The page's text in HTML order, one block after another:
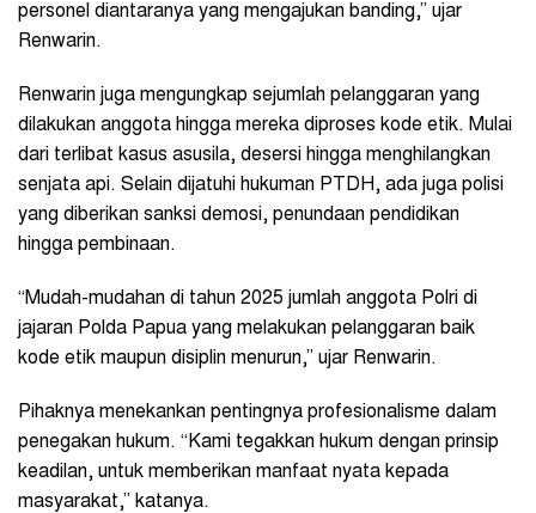
personel diantaranya yang mengajukan banding,” ujar
Renwarin.
Renwarin juga mengungkap sejumlah pelanggaran yang
dilakukan anggota hingga mereka diproses kode etik. Mulai
dari terlibat kasus asusila, desersi hingga menghilangkan
senjata api. Selain dijatuhi hukuman PTDH, ada juga polisi
yang diberikan sanksi demosi, penundaan pendidikan
hingga pembinaan.
“Mudah-mudahan di tahun 2025 jumlah anggota Polri di
jajaran Polda Papua yang melakukan pelanggaran baik
kode etik maupun disiplin menurun,” ujar Renwarin.
Pihaknya menekankan pentingnya profesionalisme dalam
penegakan hukum. “Kami tegakkan hukum dengan prinsip
keadilan, untuk memberikan manfaat nyata kepada
masyarakat,” katanya.